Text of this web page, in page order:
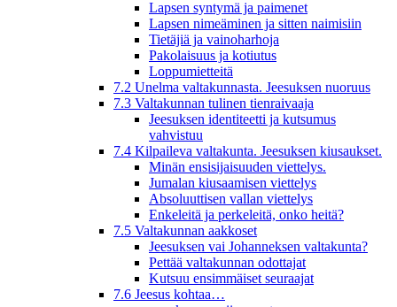
Lapsen syntymä ja paimenet
Lapsen nimeäminen ja sitten naimisiin
Tietäjiä ja vainoharhoja
Pakolaisuus ja kotiutus
Loppumietteitä
7.2 Unelma valtakunnasta. Jeesuksen nuoruus
7.3 Valtakunnan tulinen tienraivaaja
Jeesuksen identiteetti ja kutsumus
vahvistuu
7.4 Kilpaileva valtakunta. Jeesuksen kiusaukset.
Minän ensisijaisuuden viettelys.
Jumalan kiusaamisen viettelys
Absoluuttisen vallan viettelys
Enkeleitä ja perkeleitä, onko heitä?
7.5 Valtakunnan aakkoset
Jeesuksen vai Johanneksen valtakunta?
Pettää valtakunnan odottajat
Kutsuu ensimmäiset seuraajat
7.6 Jeesus kohtaa…